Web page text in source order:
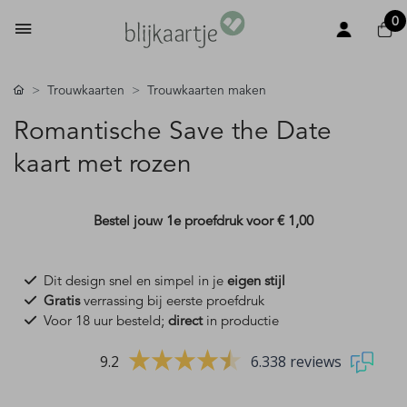
0
Trouwkaarten Trouwkaarten maken
Romantische Save the Date
kaart met rozen
Bestel jouw 1e proefdruk voor€ 1,00
Dit design snel en simpel in je eigen stijl
Gratisverrassing bij eerste proefdruk
Voor 18 uur besteld; directin productie
9.2 6.338 reviews